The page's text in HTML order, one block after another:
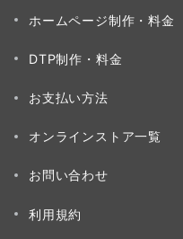
ホームページ制作・料金
DTP制作・料金
お支払い方法
オンラインストア一覧
お問い合わせ
利用規約